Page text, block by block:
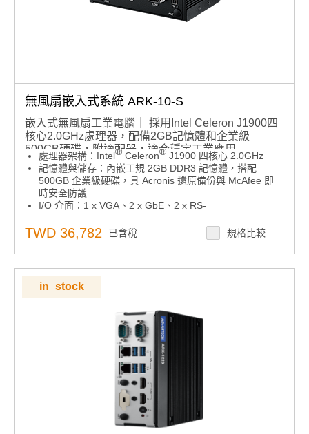
無風扇嵌入式系統 ARK-10-S
嵌入式無風扇工業電腦｜ 採用Intel Celeron J1900四
核心2.0GHz處理器，配備2GB記憶體和企業級
500GB硬碟，附適配器，適合穩定工業應用
處理器架構：Intel® Celeron® J1900 四核心 2.0GHz
記憶體與儲存：內嵌工規 2GB DDR3 記憶體，搭配
500GB 企業級硬碟，具 Acronis 還原備份與 McAfee 即
時安全防護
I/O 介面：1 x VGA、2 x GbE、2 x RS-
擴充插槽：1 x 全尺寸 Mini PCIe（支援 WLAN 或 WWAN
擴充）及 1 x 半尺寸 Mini PCIe（支援 mSATA 擴充）
安裝支援：可選購 VESA、DIN Rail 及壁掛安裝配件
作業系統：支援 Windows 7 Pro 或 Windows 10 IoT
Enterprise 2019（選配）
智能管理軟體：搭載研華 WISE-PaaS/DeviceOn 智能設
除及遠端軟體升級（OTA），支持大規模軟體與固件更
新，實現功能性升級
TWD 36,782 已含稅 規格比較
in_stock